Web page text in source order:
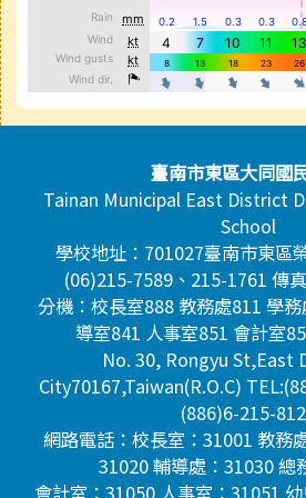
頁尾區域內容臺南市東區大同國
Tainan Municipal East District
School
學校地址：701027臺南市東區
(06)215-7589、215-1761 傳
分機：校長室888 教務處811 學
導室841 人事室851 會計室
No. 30, Rongyu St,East
City70167,Taiwan(R.O.C)
(886)6-215-
網路電話：校長室：31001 教務
31020 輔導處：31030 總
會計室：31050 人事室：31051